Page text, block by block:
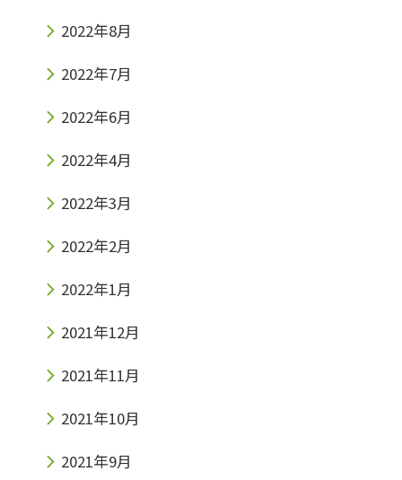
2022年8月
2022年7月
2022年6月
2022年4月
2022年3月
2022年2月
2022年1月
2021年12月
2021年11月
2021年10月
2021年9月